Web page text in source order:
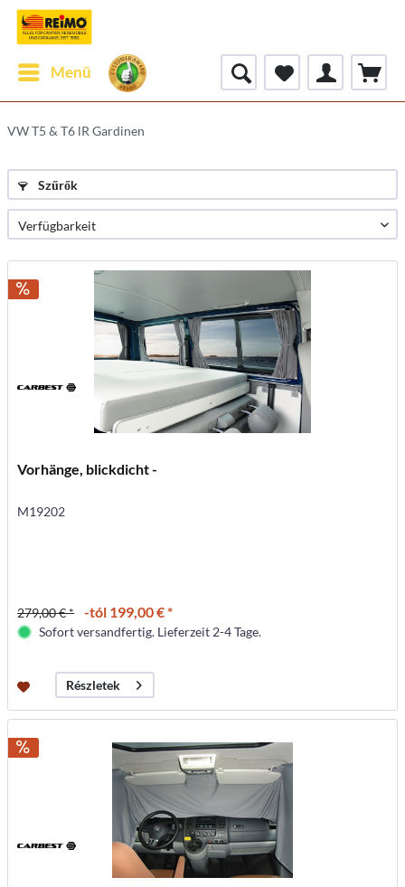
Menü
VW T5 & T6 lR Gardinen
Szűrők
Vorhänge, blickdicht -
M19202
279,00 € * -tól 199,00 € *
Sofort versandfertig. Lieferzeit 2-4 Tage.
Részletek